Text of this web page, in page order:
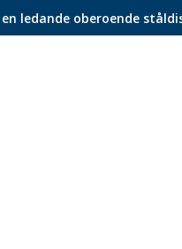
en ledande oberoende